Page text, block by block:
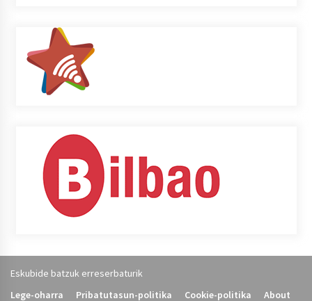
Eskubide batzuk erreserbaturik
Lege-oharra
Pribatutasun-politika Cookie-politika About